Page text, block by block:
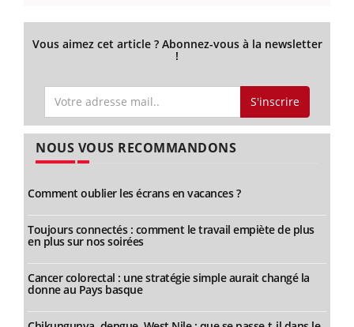
Vous aimez cet article ? Abonnez-vous à la newsletter
!
S'inscrire
NOUS VOUS RECOMMANDONS
Comment oublier les écrans en vacances ?
Toujours connectés : comment le travail empiète de plus
en plus sur nos soirées
Cancer colorectal : une stratégie simple aurait changé la
donne au Pays basque